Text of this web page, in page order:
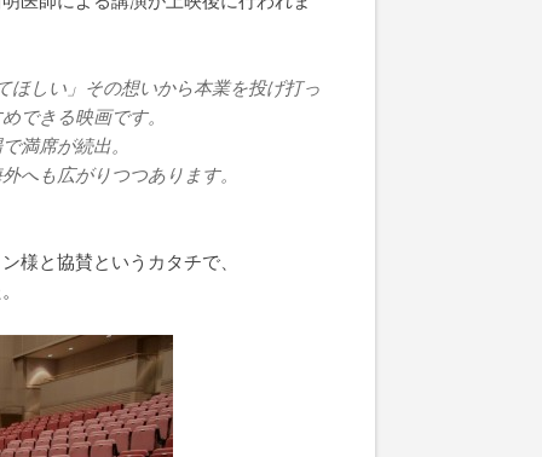
ほしい」その想いから本業を投げ打っ
できる映画です。
満席が続出。
へも広がりつつあります。
様と協賛というカタチで、